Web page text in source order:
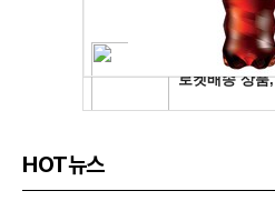
HOT뉴스